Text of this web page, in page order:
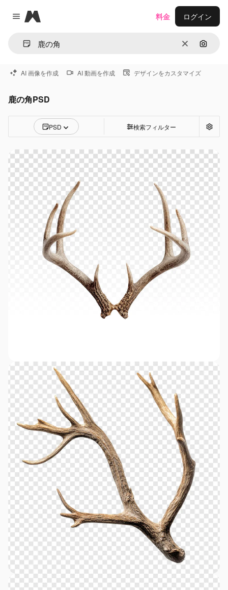
Close menu
Magnific
消去 画像で
料金 ログイン
AI 画像を作成 AI 動画を作成 デザインをカスタマイズ
鹿の角PSD
PSD 検索フィルター